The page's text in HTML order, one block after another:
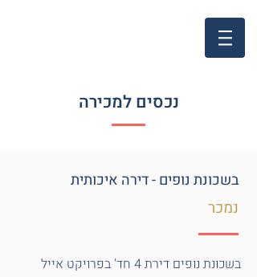
נכסים למכירה
נמכר
בשכונת נופים - דירה איכותית
בשכונת נופים דירת 4 חד' בפרויקט אייל